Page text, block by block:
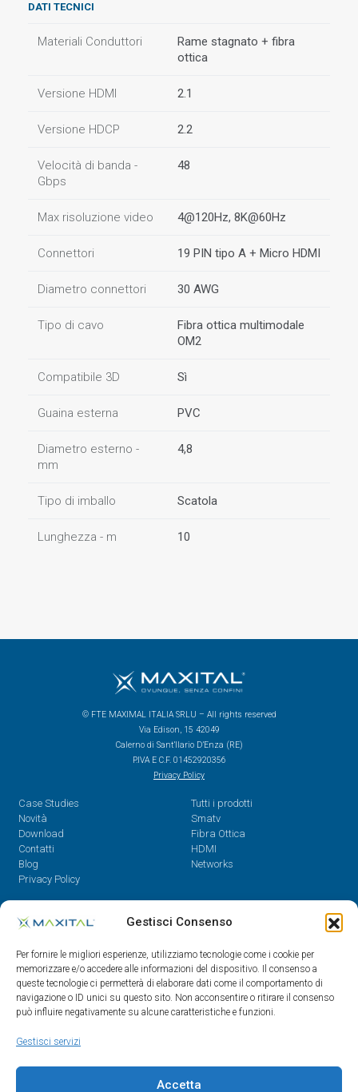
Gestisci Consenso
Per fornire le migliori esperienze, utilizziamo tecnologie come i cookie per
memorizzare e/o accedere alle informazioni del dispositivo. Il consenso a
queste tecnologie ci permetterà di elaborare dati come il comportamento di
navigazione o ID unici su questo sito. Non acconsentire o ritirare il consenso
può influire negativamente su alcune caratteristiche e funzioni.
Gestisci servizi
Accetta
DATI TECNICI
Materiali Conduttori
Rame stagnato + fibra
ottica
Versione HDMI 2.1
Versione HDCP 2.2
Velocità di banda -
Gbps
48
Max risoluzione video 4@120Hz, 8K@60Hz
Connettori 19 PIN tipo A + Micro HDMI
Diametro connettori 30 AWG
Tipo di cavo
Fibra ottica multimodale
OM2
Compatibile 3D Sì
Guaina esterna PVC
Diametro esterno -
mm
4,8
Tipo di imballo Scatola
Lunghezza - m 10
© FTE MAXIMAL ITALIA SRLU – All rights reserved
Via Edison, 15 42049
Calerno di Sant’Ilario D’Enza (RE)
P.IVA E C.F. 01452920356
Privacy Policy
Case Studies
Novità
Download
Contatti
Blog
Privacy Policy
Tutti i prodotti
Smatv
Fibra Ottica
HDMI
Networks
Contatti
08.30 - 12.30 / 14 - 18
0522/909701
0522/909748